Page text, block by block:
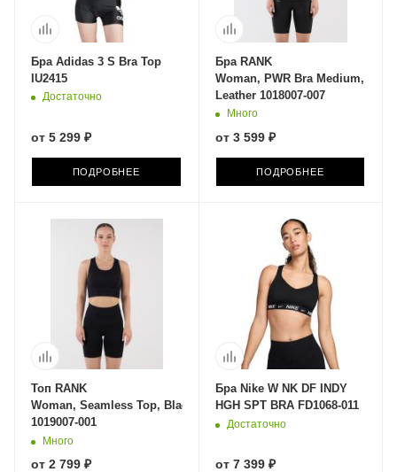
Бра Adidas 3 S Bra Top
IU2415
Достаточно
от 5 299 ₽
ПОДРОБНЕЕ
Бра RANK
Woman, PWR Bra Medium, Black
Leather 1018007-007
Много
от 3 599 ₽
ПОДРОБНЕЕ
Топ RANK
Woman, Seamless Top, Black
1019007-001
Много
от 2 799 ₽
Бра Nike W NK DF INDY
HGH SPT BRA FD1068-011
Достаточно
от 7 399 ₽